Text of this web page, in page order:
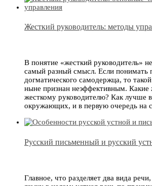
Жесткий руководитель: методы
В понятие «жесткий руководитель»
самый разный смысл. Если понимать
догматического самодержца, то
ныне признан неэффективным.
жесткому руководителю? Как лучше
окружающих, и в первую очередь на
Русский письменный и русский
Главное, что разделяет два вида